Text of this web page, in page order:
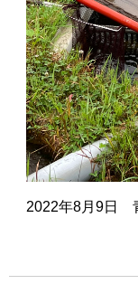
2022年8月9日